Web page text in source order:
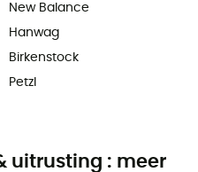
New Balance
Hanwag
Birkenstock
Petzl
uitrusting : meer